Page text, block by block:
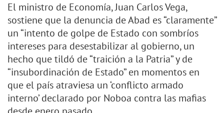
El ministro de Economía, Juan Carlos Vega,
sostiene que la denuncia de Abad es “claramente”
un “intento de golpe de Estado con sombríos
intereses para desestabilizar al gobierno, un
hecho que tildó de “traición a la Patria” y de
“insubordinación de Estado” en momentos en
que el país atraviesa un ‘conflicto armado
interno’ declarado por Noboa contra las mafias